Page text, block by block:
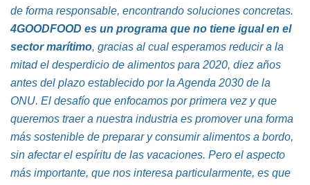
de forma responsable, encontrando soluciones concretas.
4GOODFOOD es un programa que no tiene igual en el
sector marítimo, gracias al cual esperamos reducir a la
mitad el desperdicio de alimentos para 2020, diez años
antes del plazo establecido por la Agenda 2030 de la
ONU. El desafío que enfocamos por primera vez y que
queremos traer a nuestra industria es promover una forma
más sostenible de preparar y consumir alimentos a bordo,
sin afectar el espíritu de las vacaciones. Pero el aspecto
más importante, que nos interesa particularmente, es que